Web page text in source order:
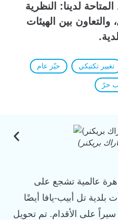
لدينا: النظرية
والتعاون بين الهيئات
تغيير تكتيكي حيّز عام
حرّ
عالمية تشجع على
وفي عام ٢٠٢٠ بدأت بلدية تل أبيب-يافا أيضًا
على الأقدام. تم تحويل